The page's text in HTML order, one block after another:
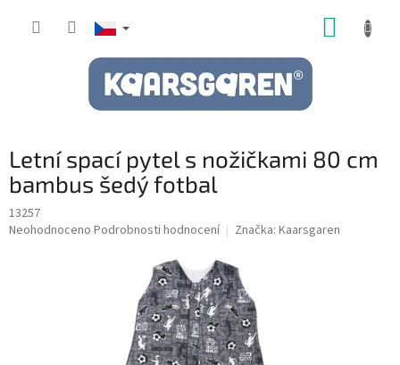
Letní spací pytel s nožičkami 80 cm
bambus šedý fotbal
13257
Průměrné
Neohodnoceno Podrobnosti hodnocení Značka: Kaarsgaren